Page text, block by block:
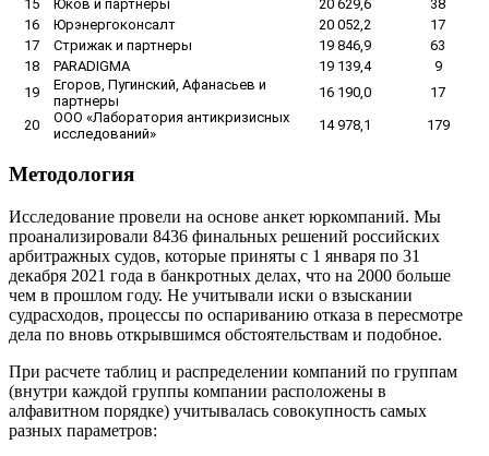
15
Юков и партнеры 20 629,6
38
16
Юрэнергоконсалт 20 052,2
17
17
Стрижак и партнеры 19 846,9
63
18
PARADIGMA 19 139,4
9
19
Егоров, Пугинский, Афанасьев и
партнеры
16 190,0
17
20
ООО «Лаборатория антикризисных
исследований»
14 978,1 179
Методология
Исследование провели на основе анкет юркомпаний. Мы
проанализировали 8436 финальных решений российских
арбитражных судов, которые приняты с 1 января по 31
декабря 2021 года в банкротных делах, что на 2000 больше
чем в прошлом году. Не учитывали иски о взыскании
судрасходов, процессы по оспариванию отказа в пересмотре
дела по вновь открывшимся обстоятельствам и подобное.
При расчете таблиц и распределении компаний по группам
(внутри каждой группы компании расположены в
алфавитном порядке) учитывалась совокупность самых
разных параметров: